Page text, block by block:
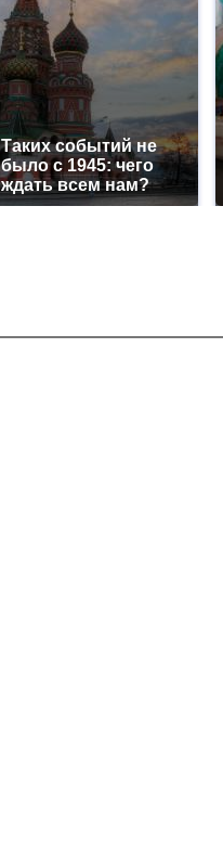
Таких событий не
было с 1945: чего
ждать всем нам?